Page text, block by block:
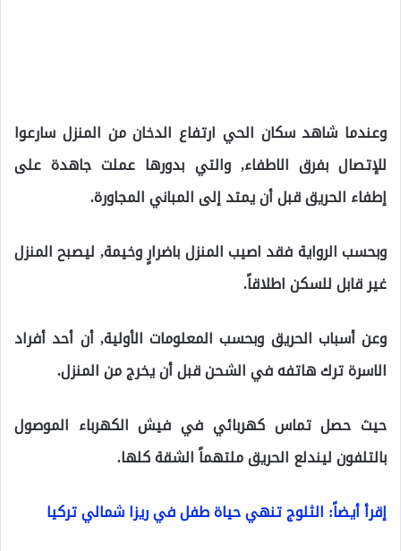
وعندما شاهد سكان الحي ارتفاع الدخان من المنزل سارعوا
للإتصال بفرق الاطفاء, والتي بدورها عملت جاهدة على
إطفاء الحريق قبل أن يمتد إلى المباني المجاورة.
وبحسب الرواية فقد اصيب المنزل باضرارٍ وخيمة, ليصبح المنزل
غير قابل للسكن اطلاقاً.
وعن أسباب الحريق وبحسب المعلومات الأولية, أن أحد أفراد
الاسرة ترك هاتفه في الشحن قبل أن يخرج من المنزل.
حيث حصل تماس كهربائي في فيش الكهرباء الموصول
بالتلفون ليندلع الحريق ملتهماً الشقة كلها.
إقرأ أيضاً: الثلوج تنهي حياة طفل في ريزا شمالي تركيا